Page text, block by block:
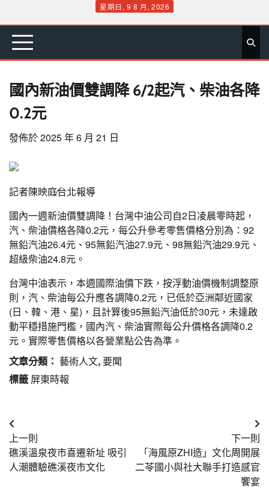
content
星期日, 9 8 月, 2026
首 要 娛 生 社 文 公 運 旅 政 地 專
國內新油價雙調降 6/2起汽、柴油各降
0.2元
發佈於2025 年 6 月 21 日
記者陳映庭∕台北報導
國內一週新油價雙調降！台灣中油公司自2日凌晨零時起，
汽、柴油價格各降0.2元，每公升參考零售價格分別為：92
無鉛汽油26.4元、95無鉛汽油27.9元、98無鉛汽油29.9元、
超級柴油24.8元。
台灣中油表示，本週國際油價下跌，按浮動油價機制調整原
則，汽、柴油每公升應各調降0.2元，已低於亞洲鄰近國家
(日、韓、港、星)，且計算後95無鉛汽油低於30元，未達啟
動平穩措施門檻，國內汽、柴油實際每公升價格各調降0.2
元。實際零售價格以各營業點公告為準。
文章分類： 藝術人文,要聞
標籤 屏東時報
文
章
導
上一則
礁溪溫泉夜市喜遷新址 吸引
人潮體驗礁溪夜市文化
下一則
「海風原ZHI造」文化周開展
二苓國小與社大聯手打造感官
饗宴